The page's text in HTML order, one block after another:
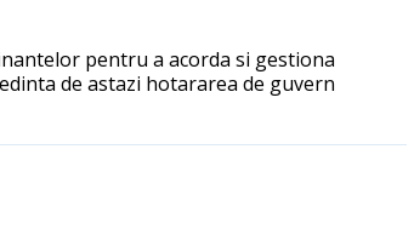
pentru a acorda si gestiona
de astazi hotararea de guvern